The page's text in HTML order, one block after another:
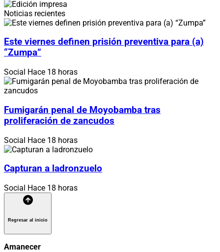
Noticias recientes
Este viernes definen prisión preventiva para (a)
“Zumpa”
Social Hace 18 horas
Fumigarán penal de Moyobamba tras
proliferación de zancudos
Social Hace 18 horas
Capturan a ladronzuelo
Social Hace 18 horas
Regresar al inicio
Amanecer